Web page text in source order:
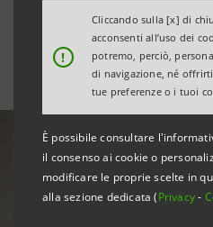
!
Cliccando sulla [x] di
acconsenti all’uso dei
potremo, perciò,
di navigazione, né
tue preferenze o i tuoi
È possibile consultare
il consenso ai cookie o
modificare le proprie scelte in
alla sezione dedicata (Privacy-